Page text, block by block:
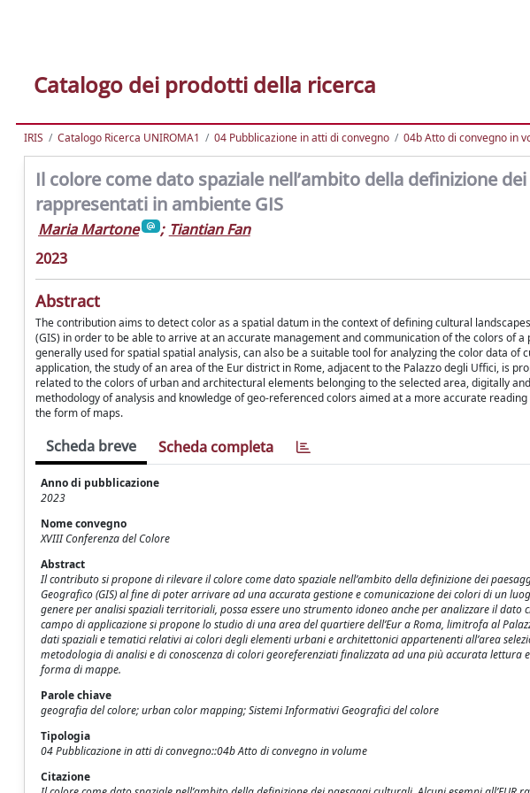
Catalogo dei prodotti della ricerca
IRIS Catalogo Ricerca UNIROMA1 04 Pubblicazione in atti di convegno 04b Atto di convegno in
Il colore come dato spaziale nell’ambito della definizione
rappresentati in ambiente GIS
Maria Martone ; Tiantian Fan
2023
Abstract
The contribution aims to detect color as a spatial datum in the context of defining cultural
(GIS) in order to be able to arrive at an accurate management and communication of the colors of
generally used for spatial spatial analysis, can also be a suitable tool for analyzing the color data of
application, the study of an area of the Eur district in Rome, adjacent to the Palazzo degli Uffici, is
related to the colors of urban and architectural elements belonging to the selected area, digitally
methodology of analysis and knowledge of geo-referenced colors aimed at a more accurate
the form of maps.
Scheda breve Scheda completa
Anno di pubblicazione
2023
Nome convegno
XVIII Conferenza del Colore
Abstract
Il contributo si propone di rilevare il colore come dato spaziale nell’ambito della definizione dei
Geografico (GIS) al fine di poter arrivare ad una accurata gestione e comunicazione dei colori di un
genere per analisi spaziali territoriali, possa essere uno strumento idoneo anche per analizzare il
campo di applicazione si propone lo studio di una area del quartiere dell’Eur a Roma, limitrofa al
dati spaziali e tematici relativi ai colori degli elementi urbani e architettonici appartenenti all’area
metodologia di analisi e di conoscenza di colori georeferenziati finalizzata ad una più accurata
forma di mappe.
Parole chiave
geografia del colore; urban color mapping; Sistemi Informativi Geografici del colore
Tipologia
04 Pubblicazione in atti di convegno::04b Atto di convegno in volume
Citazione